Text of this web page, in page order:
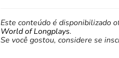
Este conteúdo é disponibilizado
World of Longplays.
Se você gostou, considere se